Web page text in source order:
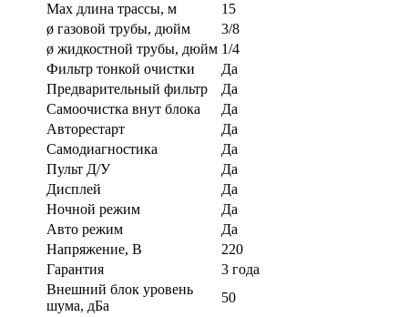
Max длина трассы, м
15
ø газовой трубы, дюйм
3/8
ø жидкостной трубы, дюйм 1/4
Фильтр тонкой очистки
Да
Предварительный фильтр
Да
Самоочистка внут блока
Да
Авторестарт
Да
Самодиагностика
Да
Пульт Д/У
Да
Дисплей
Да
Ночной режим
Да
Авто режим
Да
Напряжение, В
220
Гарантия
3 года
Внешний блок уровень
шума, дБа
50